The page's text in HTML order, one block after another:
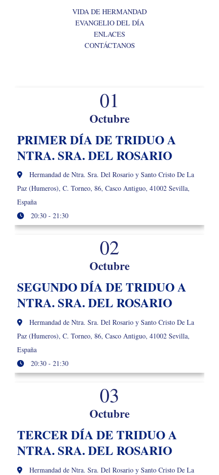
VIDA DE HERMANDAD
EVANGELIO DEL DÍA
ENLACES
CONTÁCTANOS
01
Octubre
PRIMER DÍA DE TRIDUO A
NTRA. SRA. DEL ROSARIO
Hermandad de Ntra. Sra. Del Rosario y Santo Cristo De La
Paz (Humeros), C. Torneo, 86, Casco Antiguo, 41002 Sevilla,
España
20:30 - 21:30
02
Octubre
SEGUNDO DÍA DE TRIDUO A
NTRA. SRA. DEL ROSARIO
Hermandad de Ntra. Sra. Del Rosario y Santo Cristo De La
Paz (Humeros), C. Torneo, 86, Casco Antiguo, 41002 Sevilla,
España
20:30 - 21:30
03
Octubre
TERCER DÍA DE TRIDUO A
NTRA. SRA. DEL ROSARIO
Hermandad de Ntra. Sra. Del Rosario y Santo Cristo De La